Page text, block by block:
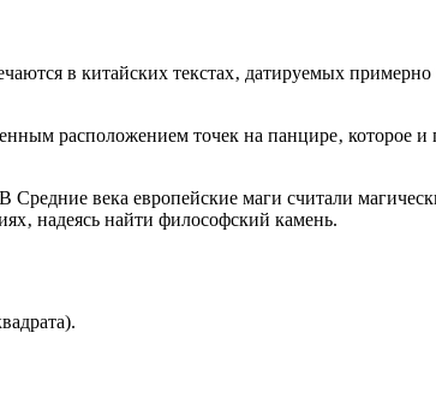
в китайских текстах‚ датируемых
расположением точек на панцире‚ которое
века европейские маги считали
надеясь найти философский камень.